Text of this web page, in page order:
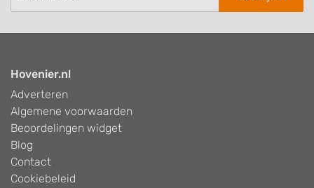
Hovenier.nl
Adverteren
Algemene voorwaarden
Beoordelingen widget
Blog
Contact
Cookiebeleid